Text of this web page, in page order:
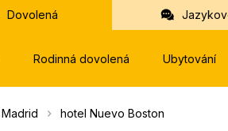
Dovolená
Rodinná dovolená Ubytování
Madrid hotel Nuevo Boston